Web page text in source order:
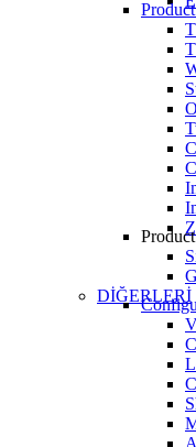
DİĞERLERİ